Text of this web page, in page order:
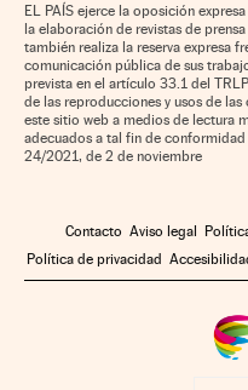
EL PAÍS ejerce la oposición
la elaboración de revistas de
también realiza la reserva expresa
comunicación pública de sus
prevista en el artículo 33.1 del
de las reproducciones y usos de
este sitio web a medios de lectura
adecuados a tal fin de
24/2021, de 2 de noviembre
Contacto Aviso legal
Política de privacidad